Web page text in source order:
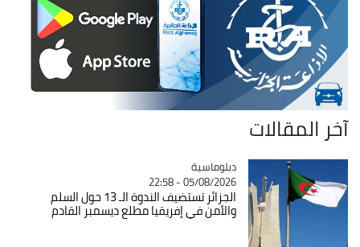
آخر المقالات
Catégorie
دبلوماسية
05/08/2026 - 22:58
الجزائر تستضيف الندوة الـ 13 حول السلم
والأمن في إفريقيا مطلع ديسمبر القادم